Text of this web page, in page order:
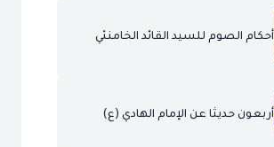
أحكام الصوم للسيد القائد الخامنئي
أربعون حديثا عن الإمام الهادي (ع)